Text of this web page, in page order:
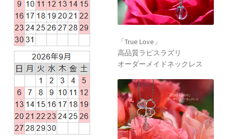
「True Love」
高品質ラピスラズリ
オーダーメイドネックレス